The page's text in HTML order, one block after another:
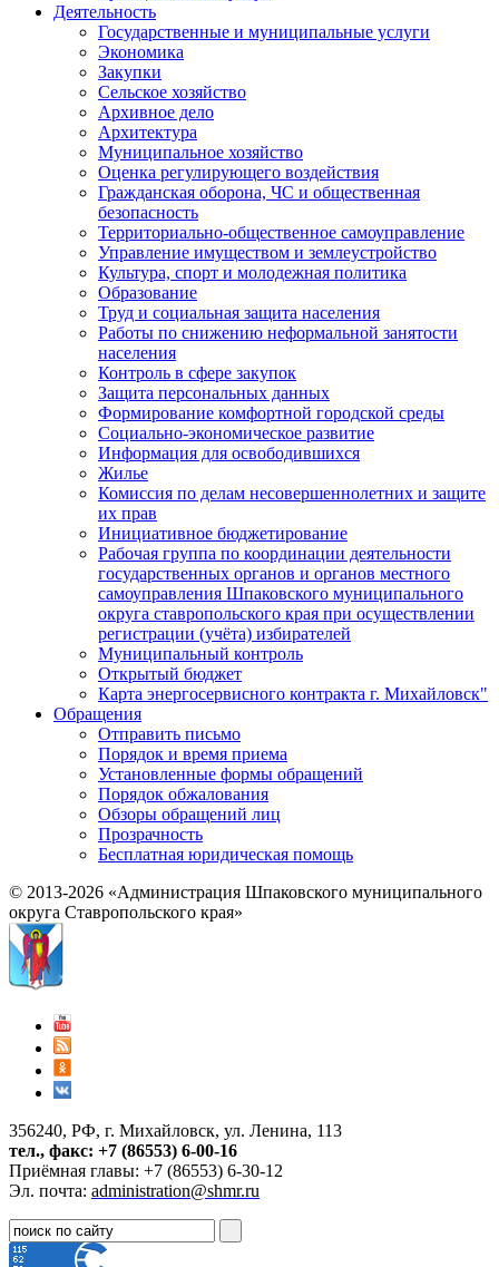
Деятельность
Государственные и муниципальные услуги
Экономика
Закупки
Сельское хозяйство
Архивное дело
Архитектура
Муниципальное хозяйство
Оценка регулирующего воздействия
Гражданская оборона, ЧС и общественная
безопасность
Территориально-общественное самоуправление
Управление имуществом и землеустройство
Культура, спорт и молодежная политика
Образование
Труд и социальная защита населения
Работы по снижению неформальной занятости
населения
Контроль в сфере закупок
Защита персональных данных
Формирование комфортной городской среды
Социально-экономическое развитие
Информация для освободившихся
Жилье
Комиссия по делам несовершеннолетних и защите
их прав
Инициативное бюджетирование
Рабочая группа по координации деятельности
государственных органов и органов местного
самоуправления Шпаковского муниципального
округа ставропольского края при осуществлении
регистрации (учёта) избирателей
Муниципальный контроль
Открытый бюджет
Карта энергосервисного контракта г. Михайловск"
Обращения
Отправить письмо
Порядок и время приема
Установленные формы обращений
Порядок обжалования
Обзоры обращений лиц
Прозрачность
Бесплатная юридическая помощь
© 2013-2026 «Администрация Шпаковского муниципального
округа Ставропольского края»
356240, РФ, г. Михайловск, ул. Ленина, 113
тел., факс: +7 (86553) 6-00-16
Приёмная главы: +7 (86553) 6-30-12
Эл. почта: administration@shmr.ru